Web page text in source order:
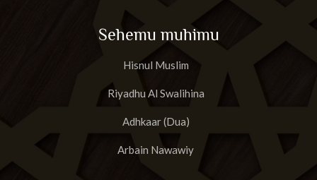
Sehemu muhimu
Hisnul Muslim
Riyadhu Al Swalihina
Adhkaar (Dua)
Arbain Nawawiy